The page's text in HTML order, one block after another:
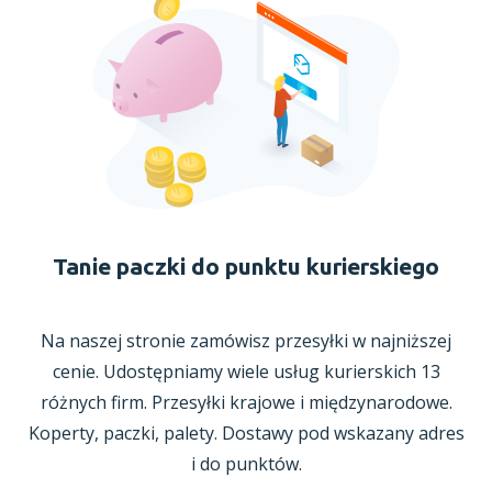
Tanie paczki do punktu kurierskiego
Na naszej stronie zamówisz przesyłki w najniższej
cenie. Udostępniamy wiele usług kurierskich 13
różnych firm. Przesyłki krajowe i międzynarodowe.
Koperty, paczki, palety. Dostawy pod wskazany adres
i do punktów.